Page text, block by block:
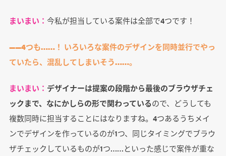
まいまい： 今私が担当している案件は全部で4つです！
――4つも……！ いろいろな案件のデザインを同時並行でやっ
ていたら、混乱してしまいそう……。
まいまい： デザイナーは提案の段階から最後のブラウザチェ
ックまで、なにかしらの形で関わっているので、どうしても
複数同時に担当することにはなりますね。4つあるうちメイ
ンでデザインを作っているのが1つ、同じタイミングでブラウ
ザチェックしているものが1つ……といった感じで案件が重な